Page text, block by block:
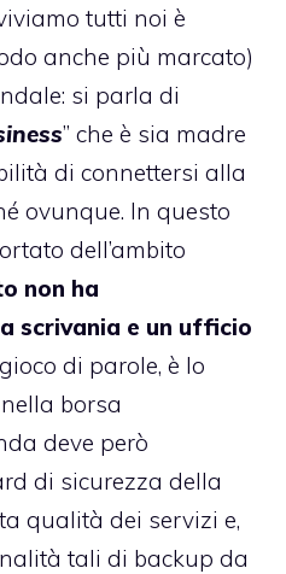
tutti noi è
anche più marcato)
si parla di
” che è sia madre
di connettersi alla
ovunque. In questo
dell’ambito
non ha
scrivania e un ufficio
di parole, è lo
borsa
deve però
di sicurezza della
qualità dei servizi e,
tali di backup da